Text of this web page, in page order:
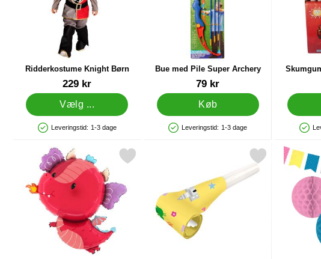
Ridderkostume Knight Børn
Varenr 38334229 kr
Vælg ...
Produkttilgængelighed: På lager
Leveringstid: 1-3 dage
Bue med Pile Super Archery
79 kr
Køb
Produkttilgængelighed: På lager
Leveringstid: 1-3 dage
Markér folieballon Rød Drage som favoritMarkér ryslere Princess & Knight som
Markér